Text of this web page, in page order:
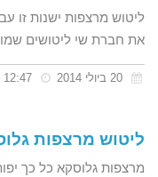
ליטוש מרצפות ישנות זו
את חברת שי ליטושים
ליטוש מרצפות
מרצפות גלוסקא כל כך